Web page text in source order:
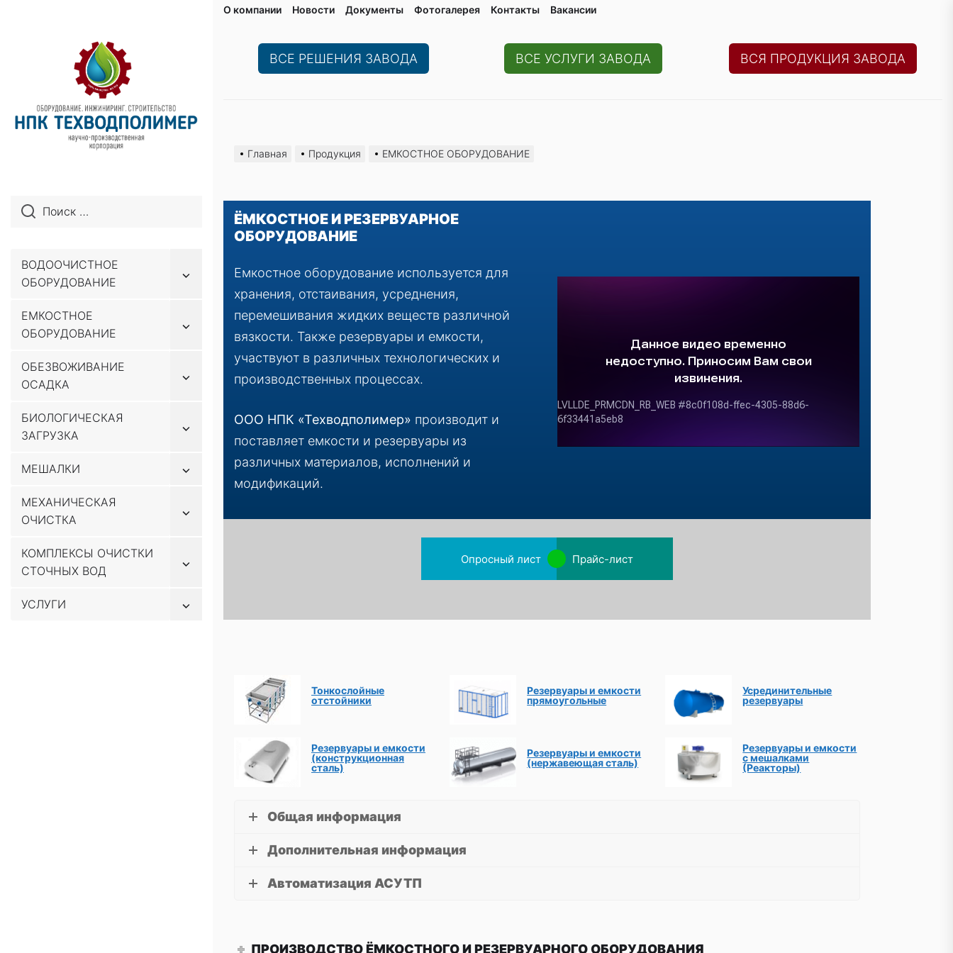
ВСЕ РЕШЕНИЯ ЗАВОДА ВСЕ УСЛУГИ ЗАВОДА ВСЯ ПРОДУКЦИЯ ЗАВОДА
ВОДООЧИСТНОЕ
ОБОРУДОВАНИЕ
Показывать
ЕМКОСТНОЕ
ОБОРУДОВАНИЕ
Показывать
ОБЕЗВОЖИВАНИЕ
ОСАДКА
Показывать
БИОЛОГИЧЕСКАЯ
ЗАГРУЗКА
Показывать
МЕШАЛКИ
Показывать
МЕХАНИЧЕСКАЯ
ОЧИСТКА
Показывать
подменю
КОМПЛЕКСЫ ОЧИСТКИ
СТОЧНЫХ ВОД
Показывать
УСЛУГИ
Показывать
Главная Продукция ЕМКОСТНОЕ ОБОРУДОВАНИЕ
ЁМКОСТНОЕ И РЕЗЕРВУАРНОЕ
ОБОРУДОВАНИЕ
Емкостное оборудование используется для
хранения, отстаивания, усреднения,
перемешивания жидких веществ различной
вязкости. Также резервуары и емкости,
участвуют в различных технологических и
производственных процессах.
ООО НПК «Техводполимер» производит и
поставляет емкости и резервуары из
различных материалов, исполнений и
модификаций.
Опросный лист Прайс-лист
Тонкослойные
отстойники
Резервуары и емкости
прямоугольные
Усрединительные
резервуары
Резервуары и емкости
(конструкционная
сталь)
Резервуары и емкости
(нержавеющая сталь)
Резервуары и емкости
с мешалками
(Реакторы)
Общая информация
Дополнительная информация
Автоматизация АСУТП
ПРОИЗВОДСТВО ЁМКОСТНОГО И РЕЗЕРВУАРНОГО ОБОРУДОВАНИЯ
О компании Новости Документы Фотогалерея Контaкты Вакaнсии